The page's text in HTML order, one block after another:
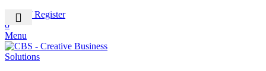
Login / Register
0
Menu